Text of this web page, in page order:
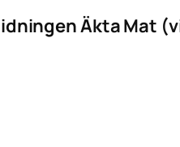
Äkta Mat